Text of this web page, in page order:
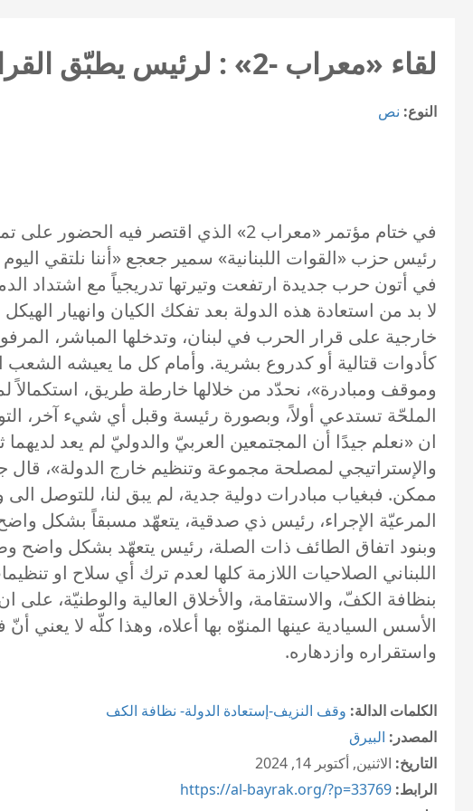
لقاء «معراب -2» : لرئيس يطبّق القرارات الدولية و «الطائف»
النوع: نص
في ختام مؤتمر «معراب 2» الذي اقتصر
رئيس حزب «القوات اللبنانية» سمير جعجع «أننا نلتقي
في أتون حرب جديدة ارتفعت وتيرتها تدريجياً مع اشتداد
لا بد من استعادة هذه الدولة بعد تفكك الكيان وانهيار
خارجية على قرار الحرب في لبنان، وتدخلها المباشر،
كأدوات قتالية أو كدروع بشرية. وأمام كل ما يعيشه
وموقف ومبادرة»، نحدّد من خلالها خارطة طريق،
الملحّة تستدعي أولاً، وبصورة رئيسة وقبل أي شيء آخر،
ان «نعلم جيدًا أن المجتمعين العربيّ والدوليّ لم يعد
والإستراتيجي لمصلحة مجموعة وتنظيم خارج الدولة»،
ممكن. فبغياب مبادرات دولية جدية، لم يبق لنا، للتوصل
وبنود اتفاق الطائف ذات الصلة، رئيس يتعهّد بشكل واضح
اللبناني الصلاحيات اللازمة كلها لعدم ترك أي سلاح او
بنظافة الكفّ، والاستقامة، والأخلاق العالية والوطنيّة،
الأسس السيادية عينها المنوّه بها أعلاه، وهذا كلّه لا يعني
واستقراره وازدهاره.
الكلمات الدالة: وقف النزيف-إستعادة الدولة- نظافة الكف
المصدر: البيرق
التاريخ: الاثنين, أكتوبر 14, 2024
الرابط: https://al-bayrak.org/?p=33769